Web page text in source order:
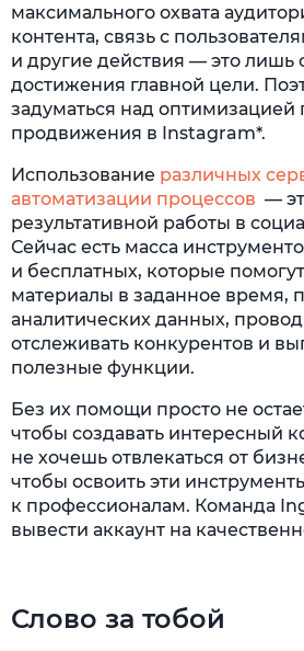
максимального охвата
контента, связь с
и другие действия — это лишь
достижения главной цели.
задуматься над оптимизацией
продвижения в Instagram*.
Использование различных
автоматизации процессов —
результативной работы в
Сейчас есть масса
и бесплатных, которые
материалы в заданное время,
аналитических данных,
отслеживать конкурентов и
полезные функции.
Без их помощи просто не
чтобы создавать интересный
не хочешь отвлекаться от
чтобы освоить эти
к профессионалам. Команда
вывести аккаунт на
Слово за тобой